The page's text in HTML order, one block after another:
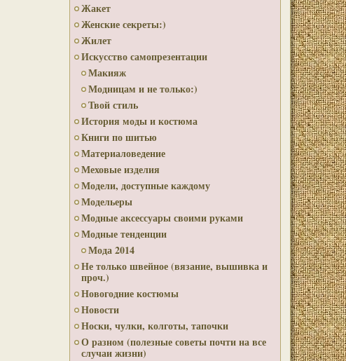
Жакет
Женские секреты:)
Жилет
Искусство самопрезентации
Макияж
Модницам и не только:)
Твой стиль
История моды и костюма
Книги по шитью
Материаловедение
Меховые изделия
Модели, доступные каждому
Модельеры
Модные аксессуары своими руками
Модные тенденции
Мода 2014
Не только швейное (вязание, вышивка и
проч.)
Новогодние костюмы
Новости
Носки, чулки, колготы, тапочки
О разном (полезные советы почти на все
случаи жизни)